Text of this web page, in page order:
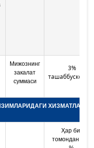
Мижознинг
закалат
суммаси
3%
ХИЗМАТЛАР
Ҳар бир
томондан 0,06